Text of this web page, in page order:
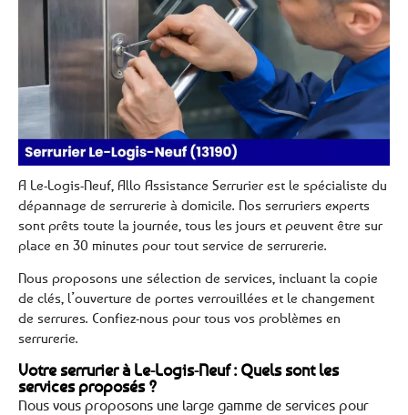
A Le-Logis-Neuf, Allo Assistance Serrurier est le spécialiste du
dépannage de serrurerie à domicile. Nos serruriers experts
sont prêts toute la journée, tous les jours et peuvent être sur
place en 30 minutes pour tout service de serrurerie.
Nous proposons une sélection de services, incluant la copie
de clés, l’ouverture de portes verrouillées et le changement
de serrures. Confiez-nous pour tous vos problèmes en
serrurerie.
Votre serrurier à Le-Logis-Neuf : Quels sont les
services proposés ?
Nous vous proposons une large gamme de services pour